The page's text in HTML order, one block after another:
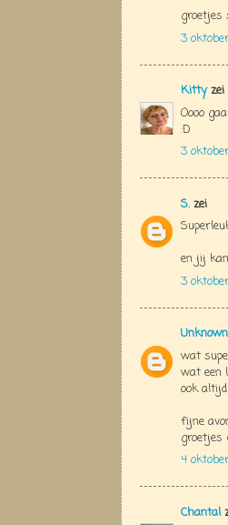
groetjes
3
Kittyzei
Oooo
:D
3
S. zei
en jij
3
Unknown
wat
wat een
ook
fijne
groetjes
4
Chantal